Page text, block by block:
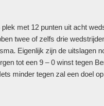
met 12 punten uit acht
twee of zelfs drie
Eigenlijk zijn de uitslagen
tot een 9 – 0 winst tegen
minder tegen zal een doel